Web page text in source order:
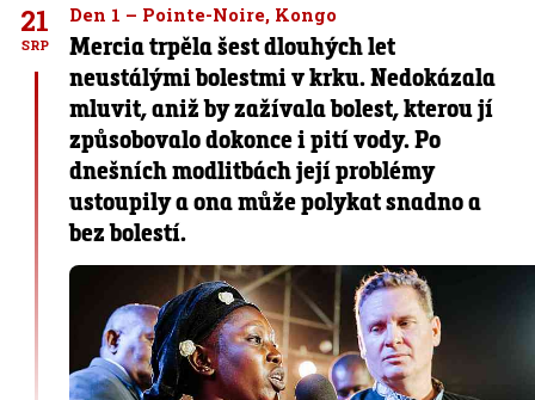
21
SRP
Den 1 – Pointe-Noire, Kongo
Mercia trpěla šest dlouhých let
neustálými bolestmi v krku. Nedokázala
mluvit, aniž by zažívala bolest, kterou jí
způsobovalo dokonce i pití vody. Po
dnešních modlitbách její problémy
ustoupily a ona může polykat snadno a
bez bolestí.